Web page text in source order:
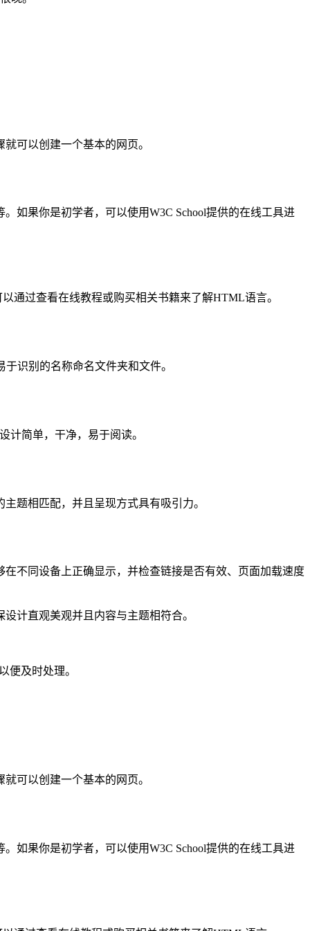
可以创建一个基本的网页。
如果你是初学者，可以使用W3C School提供的在线工具进
通过查看在线教程或购买相关书籍来了解HTML语言。
识别的名称命名文件夹和文件。
计简单，干净，易于阅读。
题相匹配，并且呈现方式具有吸引力。
不同设备上正确显示，并检查链接是否有效、页面加载速度
计直观美观并且内容与主题相符合。
便及时处理。
可以创建一个基本的网页。
如果你是初学者，可以使用W3C School提供的在线工具进